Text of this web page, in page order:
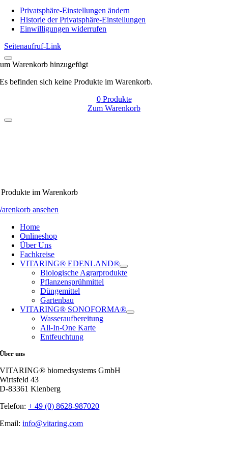
NavigationPrivatsphäre-Einstellungen ändern
Historie der Privatsphäre-Einstellungen
Einwilligungen widerrufen
Seitenaufruf-Link
Warenkorb hinzugefügt
Es befinden sich keine Produkte im Warenkorb.
0Produkte
Zum Warenkorb
im Warenkorb
ansehen
Home
Onlineshop
Über Uns
Fachkreise
VITARING® EDENLAND®
Biologische Agrarprodukte
Pflanzensprühmittel
Düngemittel
Gartenbau
VITARING® SONOFORMA®
Wasseraufbereitung
All-In-One Karte
Entfeuchtung
Über uns
VITARING® biomedsystems GmbH
Wirtsfeld 43
D-83361 Kienberg
Telefon:+ 49 (0) 8628-987020
Email:info@vitaring.com